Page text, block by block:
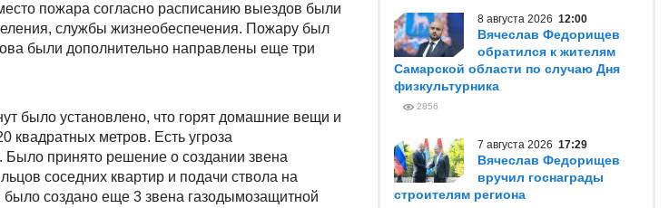
пожара согласно расписанию выездов были
службы жизнеобеспечения. Пожару был
были дополнительно направлены еще три
было установлено, что горят домашние вещи и
квадратных метров. Есть угроза
Было принято решение о создании звена
соседних квартир и подачи ствола на
создано еще 3 звена газодымозащитной
8 августа 2026 12:00
Вячеслав Федорищев
обратился к жителям
Самарской области по случаю Дня
физкультурника
2856
7 августа 2026 17:29
Вячеслав Федорищев
вручил госнаграды
строителям региона